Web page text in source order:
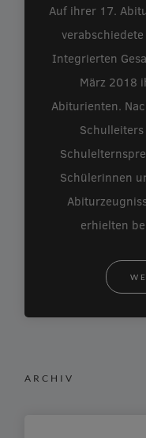
Auf ihrer 17.
Integrierten
März 2018
Abiturienten.
Schülerinnen
erhielten
ARCHIV